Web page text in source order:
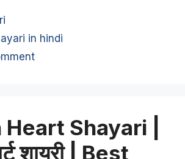
in hindi
Shayari |
शायरी | Best